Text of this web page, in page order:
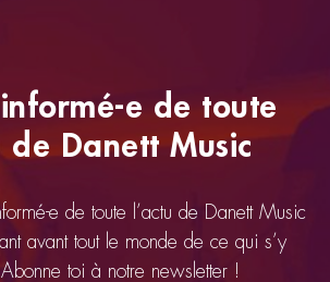
informé-e de toute
Danett Music
e de toute l’actu de Danett Music
avant tout le monde de ce qui s’y
toi à notre newsletter !